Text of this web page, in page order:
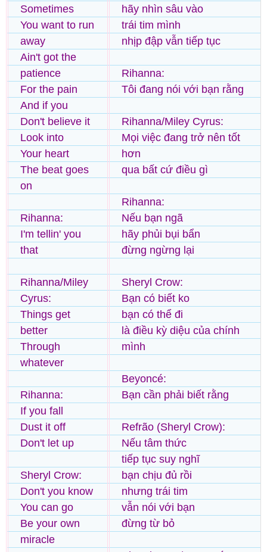
Sometimes
You want to run
away
Ain't got the
patience
For the pain
And if you
Don't believe it
Look into
Your heart
The beat goes
on
Rihanna:
I'm tellin' you
that
Rihanna/Miley
Cyrus:
Things get
better
Through
whatever
Rihanna:
If you fall
Dust it off
Don't let up
Sheryl Crow:
Don't you know
You can go
Be your own
miracle
hãy nhìn sâu vào
trái tim mình
nhịp đập vẫn tiếp tục
Rihanna:
Tôi đang nói với bạn rằng
Rihanna/Miley Cyrus:
Mọi việc đang trở nên tốt
hơn
qua bất cứ điều gì
Rihanna:
Nếu bạn ngã
hãy phủi bụi bẩn
đừng ngừng lại
Sheryl Crow:
Bạn có biết ko
bạn có thể đi
là điều kỳ diệu của chính
mình
Beyoncé:
Bạn cần phải biết rằng
Refrão (Sheryl Crow):
Nếu tâm thức
tiếp tục suy nghĩ
bạn chịu đủ rồi
nhưng trái tim
vẫn nói với bạn
đừng từ bỏ